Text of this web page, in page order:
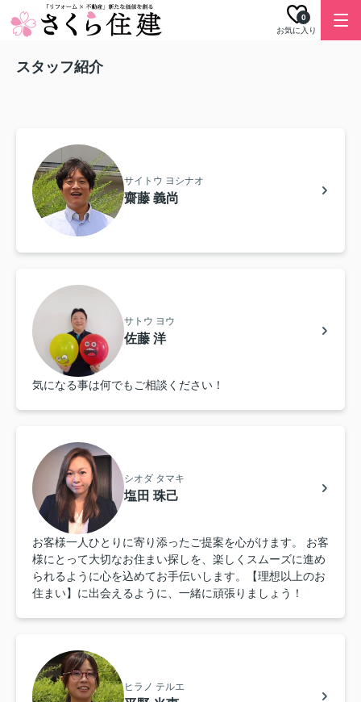
お気に入り
0
スタッフ紹介
サイトウ ヨシナオ
齋藤 義尚
サトウ ヨウ
佐藤 洋
気になる事は何でもご相談ください！
シオダ タマキ
塩田 珠己
お客様一人ひとりに寄り添ったご提案を心がけます。 お客
様にとって大切なお住まい探しを、楽しくスムーズに進め
られるように心を込めてお手伝いします。【理想以上のお
住まい】に出会えるように、一緒に頑張りましょう！
ヒラノ テルエ